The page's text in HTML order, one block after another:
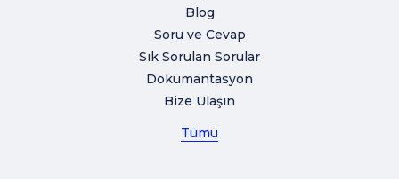
Blog
Soru ve Cevap
Sık Sorulan Sorular
Dokümantasyon
Bize Ulaşın
Tümü